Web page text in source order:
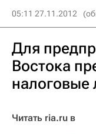
05:11 27.11.2012
Для
Востока
налоговые
Читать ria.ru в